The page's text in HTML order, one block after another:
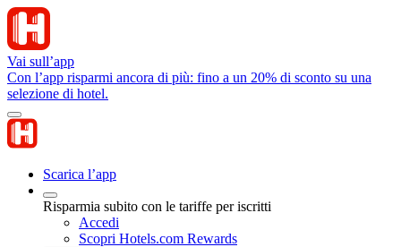
Vai sull’app
Con l’app risparmi ancora di più: fino a un 20% di sconto su una
selezione di hotel.
Scarica l’app
Risparmia subito con le tariffe per iscritti
Accedi
Scopri Hotels.com Rewards